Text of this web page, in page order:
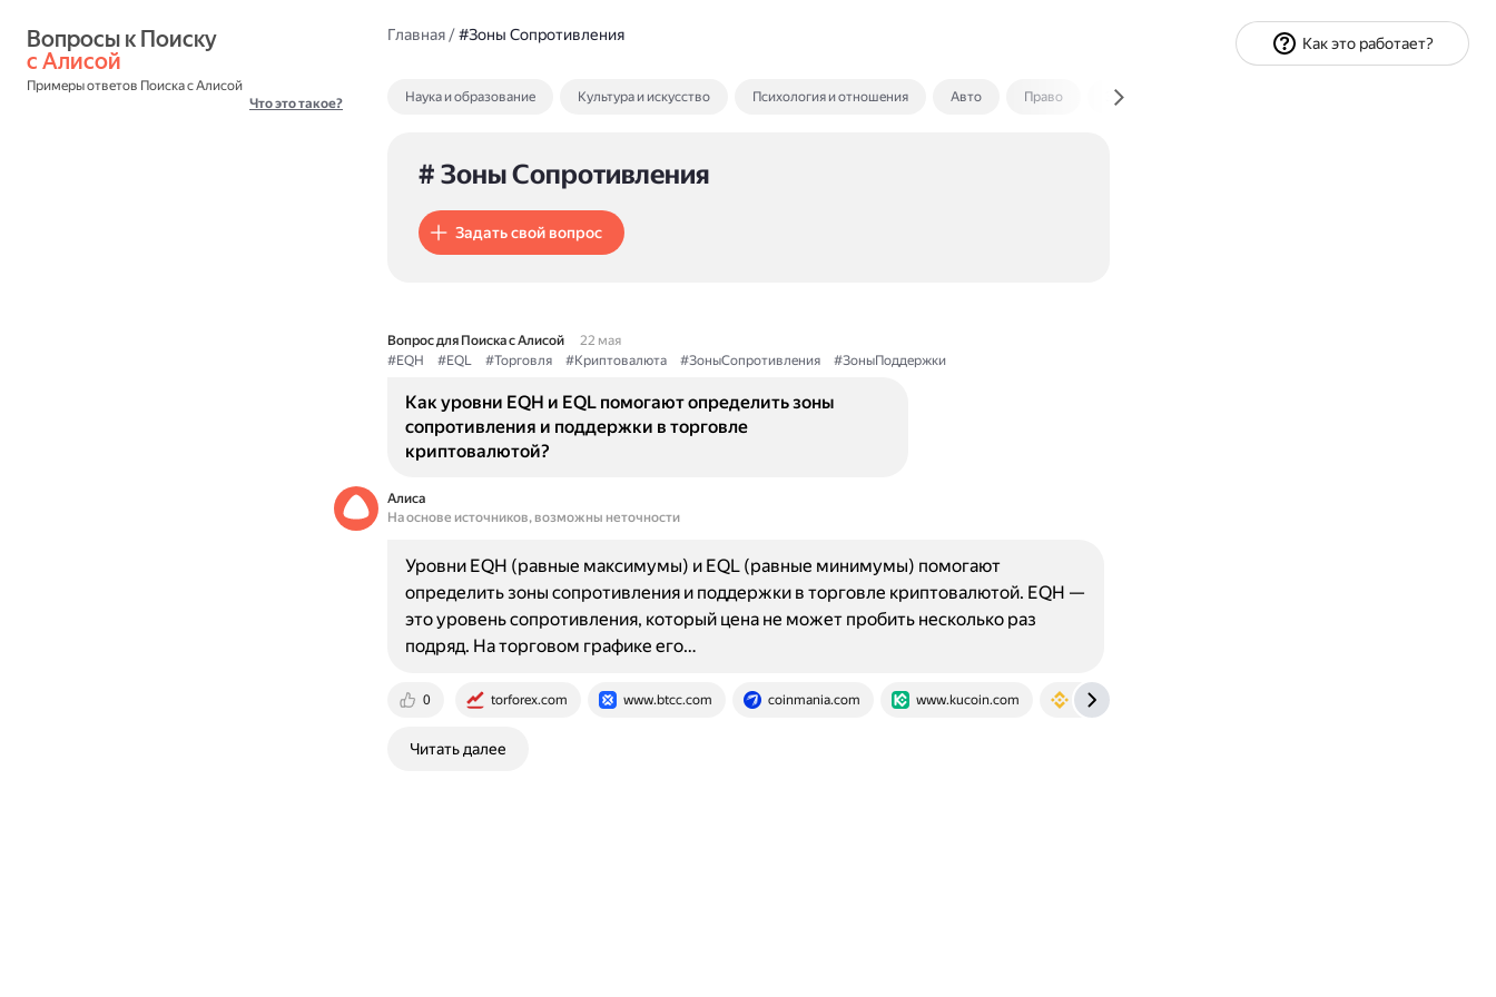
с Алисой
Примеры ответов Поиска с Алисой
Что это такое?
Главная/#Зоны Сопротивления
Наука и образование Культура и искусство Психология и отношения Авто Право Экономика и финансы
# Зоны Сопротивления
Задать свой вопрос
Вопрос для Поиска с Алисой
22 мая
#EQH
#EQL #Торговля #Криптовалюта #ЗоныСопротивления #ЗоныПоддержки
Как уровни EQH и EQL помогают определить зоны
сопротивления и поддержки в торговле
криптовалютой?
Алиса
На основе источников, возможны неточности
0 torforex.com www.btcc.com coinmania.com www.kucoin.com www.binance.com
Уровни EQH (равные максимумы) и EQL (равные минимумы) помогают
определить зоны сопротивления и поддержки в торговле криптовалютой. EQH —
это уровень сопротивления, который цена не может пробить несколько раз
подряд. На торговом графике его…
Читать далее
Как это работает?